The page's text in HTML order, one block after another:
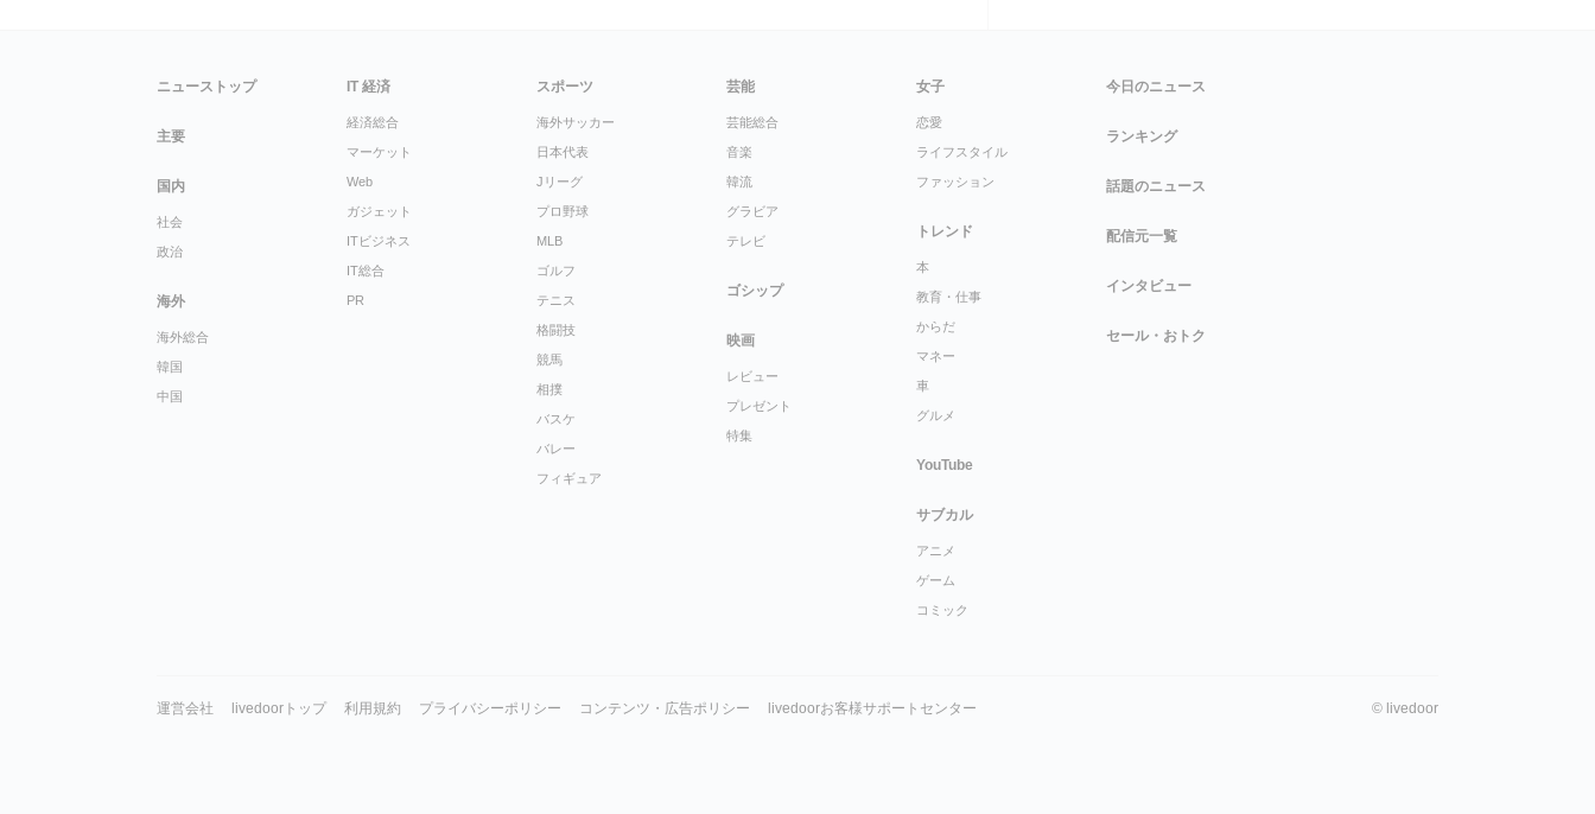
ニューストップ
主要
国内
社会
政治
海外
海外総合
韓国
中国
IT 経済
経済総合
マーケット
Web
ガジェット
ITビジネス
IT総合
PR
スポーツ
海外サッカー
日本代表
Jリーグ
プロ野球
MLB
ゴルフ
テニス
格闘技
競馬
相撲
バスケ
バレー
フィギュア
芸能
芸能総合
音楽
韓流
グラビア
テレビ
ゴシップ
映画
レビュー
プレゼント
特集
女子
恋愛
ライフスタイル
ファッション
トレンド
本
教育・仕事
からだ
マネー
車
グルメ
YouTube
サブカル
アニメ
ゲーム
コミック
今日のニュース
ランキング
話題のニュース
配信元一覧
インタビュー
セール・おトク
運営会社 livedoorトップ 利用規約 プライバシーポリシー コンテンツ・広告ポリシー livedoorお客様サポートセンター © livedoor